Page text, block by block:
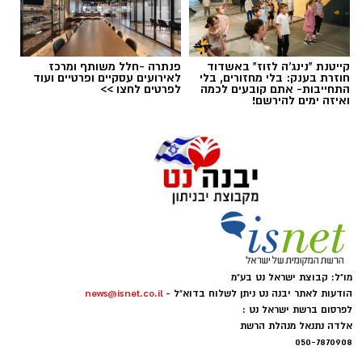
קייטנת "נינג'ה לזוז" באשדוד
חוזרת בענק: בלי מחזורים, בלי
התחייבות- אתם קובעים לכמה
ואיזה ימים להירשם!
פנתרה -חלל משותף ומרכז
לאירועים עסקיים ופרטיים ועוד
לפרטים לחצו >>
מו"ל: קבוצת ישראל נט בע"מ
הודעות לאתר יבנה נט ניתן לשלוח בדוא"ל - news@isnet.co.il
לפרסום ברשת ישראל נט :
אלדה נתנאל מנהלת הרשת
050-7870908